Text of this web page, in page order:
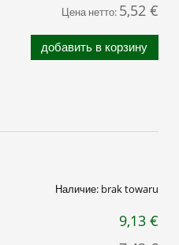
Цена нетто: 5,52 €
добавить в корзину
Наличие: brak towaru
9,13 €